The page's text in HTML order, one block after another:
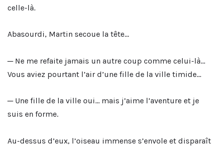
celle-là.
Abasourdi, Martin secoue la tête…
─ Ne me refaite jamais un autre coup comme celui-là…
Vous aviez pourtant l’air d’une fille de la ville timide…
─ Une fille de la ville oui… mais j’aime l’aventure et je
suis en forme.
Au-dessus d’eux, l’oiseau immense s’envole et disparaît